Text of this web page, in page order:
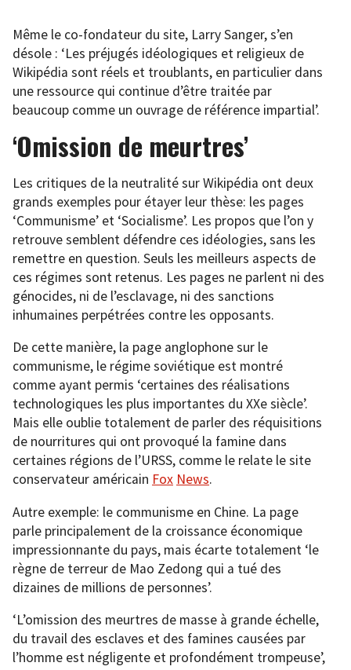
Même le co-fondateur du site, Larry Sanger, s’en
désole : ‘Les préjugés idéologiques et religieux de
Wikipédia sont réels et troublants, en particulier dans
une ressource qui continue d’être traitée par
beaucoup comme un ouvrage de référence impartial’.
‘Omission de meurtres’
Les critiques de la neutralité sur Wikipédia ont deux
grands exemples pour étayer leur thèse: les pages
‘Communisme’ et ‘Socialisme’. Les propos que l’on y
retrouve semblent défendre ces idéologies, sans les
remettre en question. Seuls les meilleurs aspects de
ces régimes sont retenus. Les pages ne parlent ni des
génocides, ni de l’esclavage, ni des sanctions
inhumaines perpétrées contre les opposants.
De cette manière, la page anglophone sur le
communisme, le régime soviétique est montré
comme ayant permis ‘certaines des réalisations
technologiques les plus importantes du XXe siècle’.
Mais elle oublie totalement de parler des réquisitions
de nourritures qui ont provoqué la famine dans
certaines régions de l’URSS, comme le relate le site
conservateur américain Fox News.
Autre exemple: le communisme en Chine. La page
parle principalement de la croissance économique
impressionnante du pays, mais écarte totalement ‘le
règne de terreur de Mao Zedong qui a tué des
dizaines de millions de personnes’.
‘L’omission des meurtres de masse à grande échelle,
du travail des esclaves et des famines causées par
l’homme est négligente et profondément trompeuse’,